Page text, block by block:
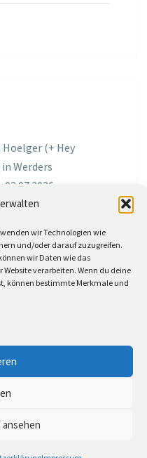
wir Technologien wie
und/oder darauf zuzugreifen.
wir Daten wie das
verarbeiten. Wenn du deine
können bestimmte Merkmale und
Hoelger (+ Hey
Werders
mit Joe Astray
the Green in der
zum